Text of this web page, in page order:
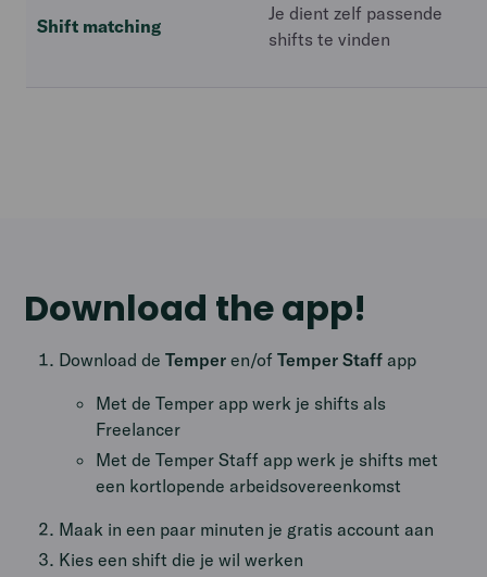
Shift matching
Je dient zelf passende
shifts te vinden
Download the app!
Download deTemper en/ofTemper Staff app
Met de Temper app werk je shifts als
Freelancer
Met de Temper Staff app werk je shifts met
een kortlopende arbeidsovereenkomst
Maak in een paar minuten je gratis account aan
Kies een shift die je wil werken